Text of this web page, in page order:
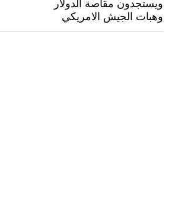
ويستجدون مقاصة الدولار
وهبات الجيش الامريكي